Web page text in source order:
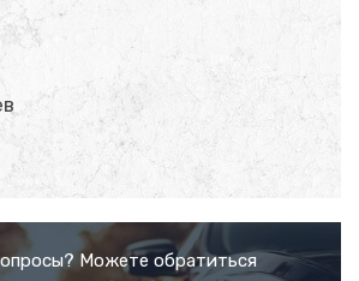
Можете обратиться